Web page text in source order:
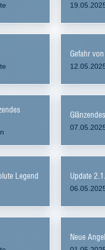
Gefahr
Legend Update
Neue